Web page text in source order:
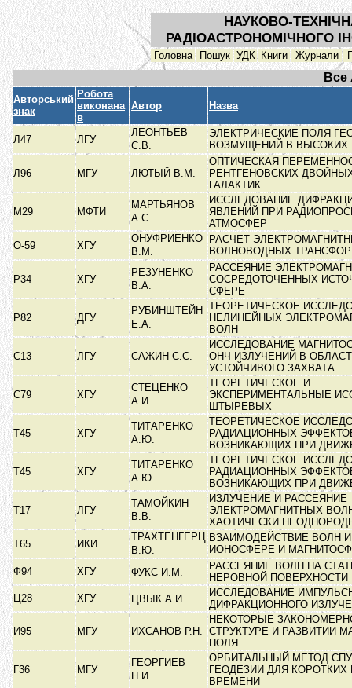
НАУКОВО-
РАДІОАСТРОНОМІЧНОГО
Головна Пошук УДК Книги Журнали
Все
Авторський
знак
Робота
виконана
в
Автор Назва
Л47 ЛГУ
ЛЕОНТЬЕВ
С.В.
ЭЛЕКТРИЧЕСКИЕ ПОЛЯ
ВОЗМУЩЕНИЙ В
Л96 МГУ ЛЮТЫЙ В.М.
ОПТИЧЕСКАЯ
РЕНТГЕНОВСКИХ
ГАЛАКТИК
М29 МФТИ
МАРТЬЯНОВ
А.С.
ИССЛЕДОВАНИЕ
ЯВЛЕНИЙ ПРИ
АТМОСФЕР
О-59
ХГУ
ОНУФРИЕНКО
В.М.
РАСЧЕТ
ВОЛНОВОДНЫХ
Р34 ХГУ
РЕЗУНЕНКО
В.А.
РАССЕЯНИЕ
СОСРЕДОТОЧЕННЫХ
СФЕРЕ
Р82 ДГУ
РУБИНШТЕЙН
Е.А.
ТЕОРЕТИЧЕСКОЕ
НЕЛИНЕЙНЫХ
ВОЛН
С13 ЛГУ САЖИН С.С.
ИССЛЕДОВАНИЕ
ОНЧ ИЗЛУЧЕНИЙ В
УСТОЙЧИВОГО ЗАХВАТА
С79 ХГУ
СТЕЦЕНКО
А.И.
ТЕОРЕТИЧЕСКОЕ И
ЭКСПЕРИМЕНТАЛЬНЫЕ
ШТЫРЕВЫХ
Т45 ХГУ
ТИТАРЕНКО
А.Ю.
ТЕОРЕТИЧЕСКОЕ
РАДИАЦИОННЫХ
ВОЗНИКАЮЩИХ ПРИ
Т45 ХГУ
ТИТАРЕНКО
А.Ю.
ТЕОРЕТИЧЕСКОЕ
РАДИАЦИОННЫХ
ВОЗНИКАЮЩИХ ПРИ
Т17 ЛГУ
ТАМОЙКИН
В.В.
ИЗЛУЧЕНИЕ И РАССЕЯНИЕ
ЭЛЕКТРОМАГНИТНЫХ
ХАОТИЧЕСКИ
Т65
ИКИ
ТРАХТЕНГЕРЦ
В.Ю.
ВЗАИМОДЕЙСТВИЕ ВОЛН
ИОНОСФЕРЕ И
Ф94
ХГУ ФУКС И.М.
РАССЕЯНИЕ ВОЛН НА
НЕРОВНОЙ ПОВЕРХНОСТИ
Ц28
ХГУ ЦВЫК А.И.
ИССЛЕДОВАНИЕ
ДИФРАКЦИОННОГО
И95 МГУ ИХСАНОВ Р.Н.
НЕКОТОРЫЕ
СТРУКТУРЕ И РАЗВИТИИ
ПОЛЯ
Г36 МГУ
ГЕОРГИЕВ
Н.И.
ОРБИТАЛЬНЫЙ МЕТОД
ГЕОДЕЗИИ ДЛЯ
ВРЕМЕНИ